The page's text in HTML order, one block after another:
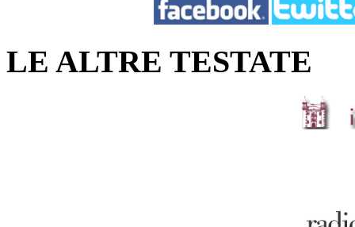
LE ALTRE TESTATE